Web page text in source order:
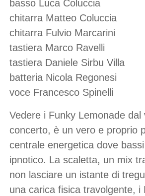
basso Luca Coluccia
chitarra Matteo Coluccia
chitarra Fulvio Marcarini
tastiera Marco Ravelli
tastiera Daniele Sirbu Villa
batteria Nicola Regonesi
voce Francesco Spinelli
Vedere i Funky Lemonade
concerto, è un vero e proprio
centrale energetica dove
ipnotico. La scaletta, un mix
non lasciare un istante di
una carica fisica travolgente,